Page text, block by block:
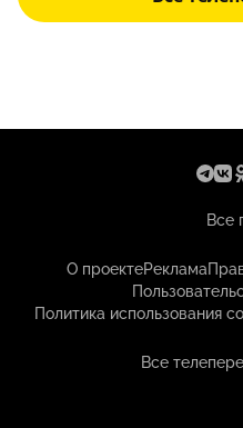
Все
О проектеРеклама
Политика использования
Все